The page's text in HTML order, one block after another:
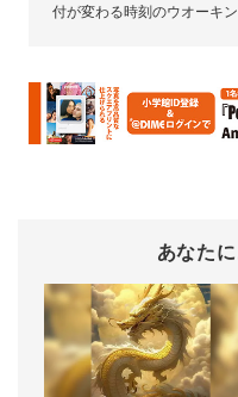
付が変わる時刻のウオーキン
あなた